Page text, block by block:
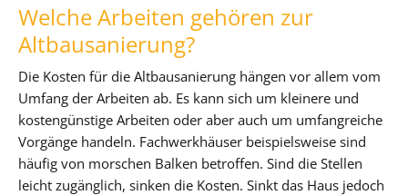
Welche Arbeiten gehören zur
Altbausanierung?
Die Kosten für die Altbausanierung hängen vor allem vom
Umfang der Arbeiten ab. Es kann sich um kleinere und
kostengünstige Arbeiten oder aber auch um umfangreiche
Vorgänge handeln. Fachwerkhäuser beispielsweise sind
häufig von morschen Balken betroffen. Sind die Stellen
leicht zugänglich, sinken die Kosten. Sinkt das Haus jedoch